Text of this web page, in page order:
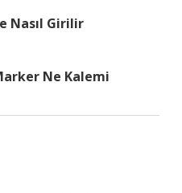
Nasıl Girilir
Ne Kalemi